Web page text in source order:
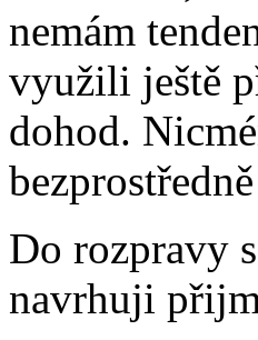
nemám
využili ještě
dohod.
Do rozpravy
navrhuji